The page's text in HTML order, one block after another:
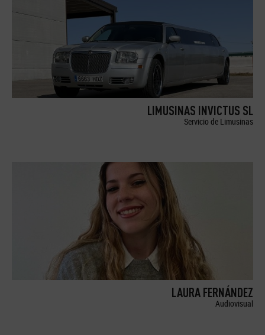
LIMUSINAS INVICTUS SL
Servicio de Limusinas
LAURA FERNÁNDEZ
Audiovisual